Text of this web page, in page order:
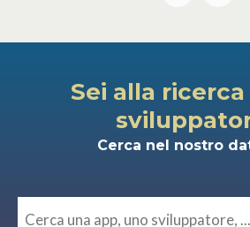
Sei alla
Cerca nel nostro